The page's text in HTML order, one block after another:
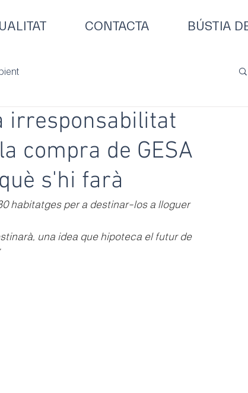
CONTACTA BÚSTIA
irresponsabilitat
compra de GESA
s'hi farà
habitatges per a destinar-los a lloguer
una idea que hipoteca el futur de